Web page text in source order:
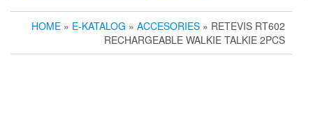
HOME » E-KATALOG » ACCESORIES » RETEVIS RT602
RECHARGEABLE WALKIE TALKIE 2PCS